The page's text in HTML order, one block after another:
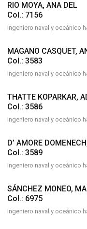
RIO MOYA, ANA DEL
Col.: 7156
Ingeniero naval y oceánico
MAGANO CASQUET,
Col.: 3583
Ingeniero naval y oceánico
THATTE KOPARKAR,
Col.: 3586
Ingeniero naval y oceánico
D’ AMORE
Col.: 3589
Ingeniero naval y oceánico
SÁNCHEZ MONEO,
Col.: 6975
Ingeniero naval y oceánico